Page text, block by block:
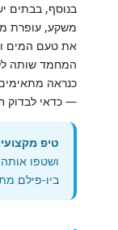
בנוסף, בבתים
משקע, עופרת
את טעם המים
המחמד שותה
כנראה
— כדאי לבדוק
טיפ
ושטפו
ביו-פילם